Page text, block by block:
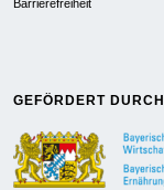
Barrierefreiheit
GEFÖRDERT DURCH